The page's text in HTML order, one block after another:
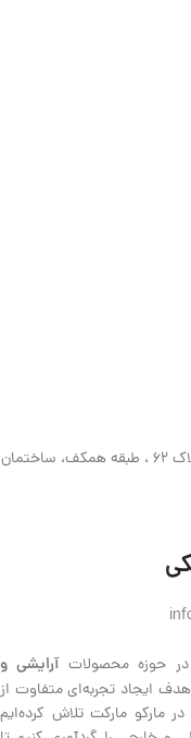
هرمزگان، خیابان بهادر جنوبی، کوچه فضیلت 6 ، پلاک 62 ، طبقه همکف، ساختمان
در حوزه محصولاتآرایشی و
ایجاد تجربه‌ای متفاوت از
مارکو مارکت تلاش کرده‌ایم